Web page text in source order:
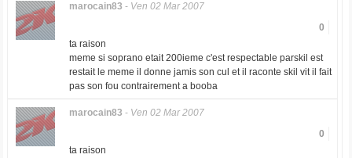
marocain83 - Ven 02 Mar 2007
0
ta raison
meme si soprano etait 200ieme c'est respectable parskil est
restait le meme il donne jamis son cul et il raconte skil vit il fait
pas son fou contrairement a booba
marocain83 - Ven 02 Mar 2007
0
ta raison